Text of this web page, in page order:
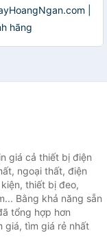
|
hãng
giá cả thiết bị điện
ngoại thất, điện
thiết bị đeo,
Bằng khả năng sẵn
tổng hợp hơn
giá, tìm giá rẻ nhất